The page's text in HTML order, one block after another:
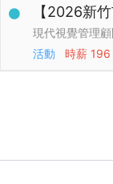
【2026新
現代視覺管理
活動
時薪